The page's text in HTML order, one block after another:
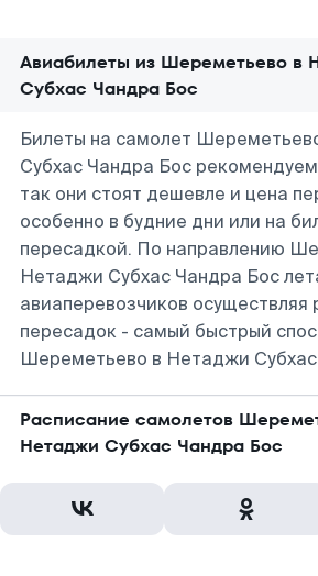
Авиабилеты из Шереметьево в
Субхас Чандра Бос
Билеты на самолет
Субхас Чандра Бос
так они стоят дешевле и цена
особенно в будние дни или на
пересадкой. По направлению
Нетаджи Субхас Чандра Бос
авиаперевозчиков осуществляя
пересадок - самый быстрый
Шереметьево в Нетаджи
Расписание самолетов
Нетаджи Субхас Чандра Бос